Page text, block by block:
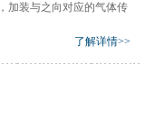
加装与之向对应的气体传
了解详情>>